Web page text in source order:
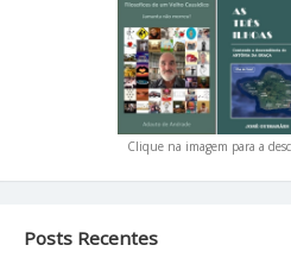
Clique na imagem para a
Posts Recentes